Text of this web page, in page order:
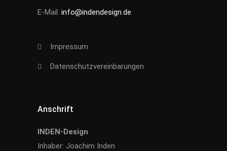
E-Mail: info@indendesign.de
Impressum
Datenschutzvereinbarungen
Anschrift
INDEN-Design
Inhaber: Joachim Inden